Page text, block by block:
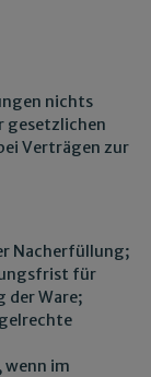
nichts
gesetzlichen
Verträgen zur
Nacherfüllung;
für
der Ware;
im